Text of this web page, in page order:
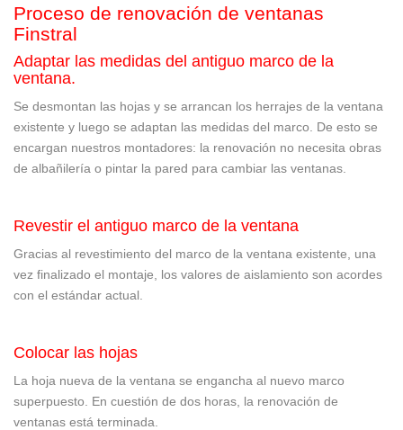
Proceso de renovación de ventanas
Finstral
Adaptar las medidas del antiguo marco de la
ventana.
Se desmontan las hojas y se arrancan los herrajes de la ventana
existente y luego se adaptan las medidas del marco. De esto se
encargan nuestros montadores: la renovación no necesita obras
de albañilería o pintar la pared para cambiar las ventanas.
Revestir el antiguo marco de la ventana
Gracias al revestimiento del marco de la ventana existente, una
vez finalizado el montaje, los valores de aislamiento son acordes
con el estándar actual.
Colocar las hojas
La hoja nueva de la ventana se engancha al nuevo marco
superpuesto. En cuestión de dos horas, la renovación de
ventanas está terminada.